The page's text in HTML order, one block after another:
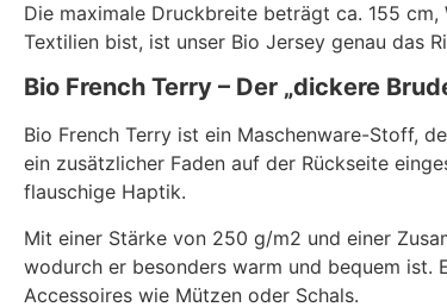
Die maximale Druckbreite beträgt ca. 155
Textilien bist, ist unser Bio Jersey genau das
Bio French Terry – Der „dickere
Bio French Terry ist ein Maschenware-Stoff,
ein zusätzlicher Faden auf der Rückseite
flauschige Haptik.
Mit einer Stärke von 250 g/m2 und einer
wodurch er besonders warm und bequem ist.
Accessoires wie Mützen oder Schals.